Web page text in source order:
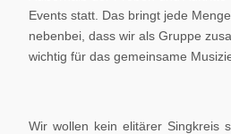
Events statt. Das bringt jede
nebenbei, dass wir als Gruppe
wichtig für das gemeinsame
Wir wollen kein elitärer Singkreis